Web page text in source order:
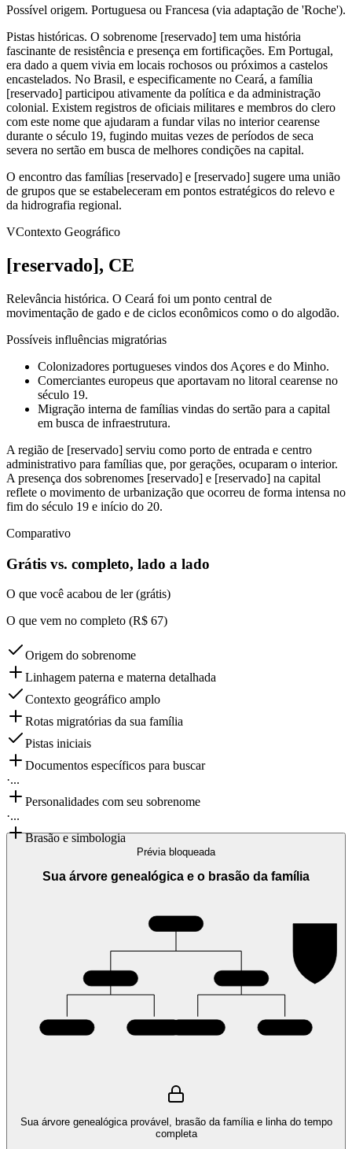
Possível origem. Portuguesa ou Francesa (via adaptação de 'Roche').
Pistas históricas. O sobrenome [reservado] tem uma história
fascinante de resistência e presença em fortificações. Em Portugal,
era dado a quem vivia em locais rochosos ou próximos a castelos
encastelados. No Brasil, e especificamente no Ceará, a família
[reservado] participou ativamente da política e da administração
colonial. Existem registros de oficiais militares e membros do clero
com este nome que ajudaram a fundar vilas no interior cearense
durante o século 19, fugindo muitas vezes de períodos de seca
severa no sertão em busca de melhores condições na capital.
O encontro das famílias [reservado] e [reservado] sugere uma união
de grupos que se estabeleceram em pontos estratégicos do relevo e
da hidrografia regional.
VContexto Geográfico
[reservado], CE
Relevância histórica. O Ceará foi um ponto central de
movimentação de gado e de ciclos econômicos como o do algodão.
Possíveis influências migratórias
Colonizadores portugueses vindos dos Açores e do Minho.
Comerciantes europeus que aportavam no litoral cearense no
século 19.
Migração interna de famílias vindas do sertão para a capital
em busca de infraestrutura.
A região de [reservado] serviu como porto de entrada e centro
administrativo para famílias que, por gerações, ocuparam o interior.
A presença dos sobrenomes [reservado] e [reservado] na capital
reflete o movimento de urbanização que ocorreu de forma intensa no
fim do século 19 e início do 20.
Comparativo
Grátis vs. completo, lado a lado
O que você acabou de ler (grátis)
O que vem no completo (R$ 67)
Origem do sobrenome
Linhagem paterna e materna detalhada
Contexto geográfico amplo
Rotas migratórias da sua família
Pistas iniciais
Documentos específicos para buscar
·...
Personalidades com seu sobrenome
·...
Brasão e simbologia
Prévia bloqueada
Sua árvore genealógica e o brasão da família
Sua árvore genealógica provável, brasão da família e linha do tempo
completa